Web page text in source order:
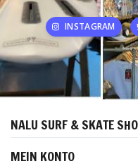
INSTAGRAM
NALU SURF & SKATE
MEIN KONTO